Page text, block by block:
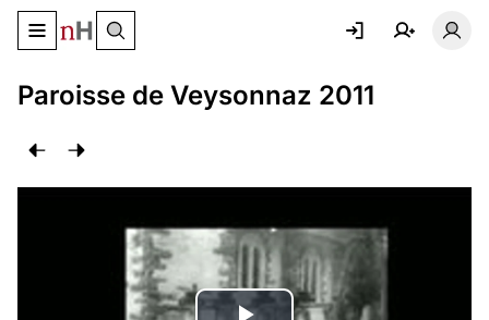
Basculer le menu de navigation
Paroisse de Veysonnaz 2011